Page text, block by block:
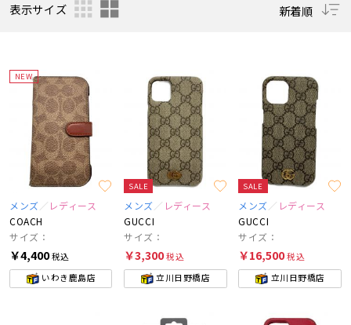
表示サイズ 新着順
NEW
メンズ
レディース
COACH
サイズ：
￥4,400税込
いわき鹿島店
SALE
メンズ
レディース
GUCCI
サイズ：
￥3,300税込
立川日野橋店
SALE
メンズ
レディース
GUCCI
サイズ：
￥16,500税込
立川日野橋店